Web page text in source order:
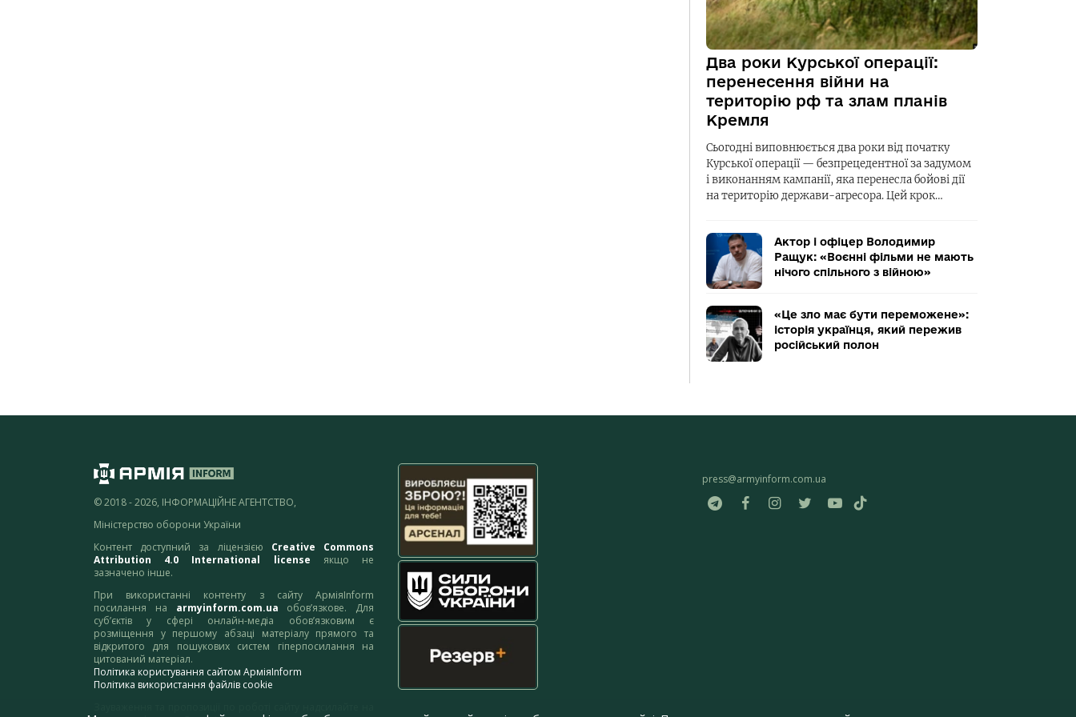
Два роки Курської операції:
перенесення війни на
територію рф та злам планів
Кремля
Сьогодні виповнюється два роки від початку
Курської операції — безпрецедентної за задумом
і виконанням кампанії, яка перенесла бойові дії
на територію держави-агресора. Цей крок…
Актор і офіцер Володимир
Ращук: «Воєнні фільми не мають
нічого спільного з війною»
«Це зло має бути переможене»:
історія українця, який пережив
російський полон
© 2018 - 2026, ІНФОРМАЦІЙНЕ АГЕНТСТВО,
Міністерство оборони України
Контент доступний за ліцензією Creative Commons
Attribution 4.0 International license якщо не
зазначено інше.
При використанні контенту з сайту АрміяInform
посилання на armyinform.com.ua обов’язкове. Для
суб’єктів у сфері онлайн-медіа обов’язковим є
розміщення у першому абзаці матеріалу прямого та
відкритого для пошукових систем гіперпосилання на
цитований матеріал.
Політика користування сайтом АрміяInform
Політика використання файлів cookie
press@armyinform.com.ua